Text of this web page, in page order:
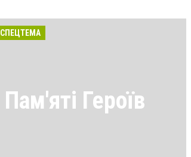
СПЕЦТЕМА
Пам'яті Героїв